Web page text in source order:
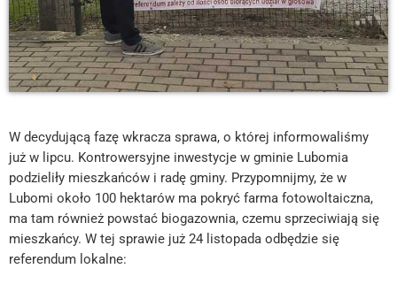
W decydującą fazę wkracza sprawa, o której informowaliśmy
już w lipcu. Kontrowersyjne inwestycje w gminie Lubomia
podzieliły mieszkańców i radę gminy. Przypomnijmy, że w
Lubomi około 100 hektarów ma pokryć farma fotowoltaiczna,
ma tam również powstać biogazownia, czemu sprzeciwiają się
mieszkańcy. W tej sprawie już 24 listopada odbędzie się
referendum lokalne: